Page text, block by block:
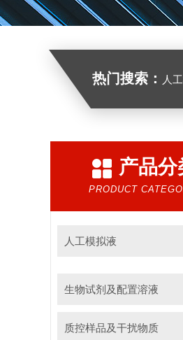
热门搜索： 人
产品分
PRODUCT
人工模拟液
生物试剂及配置溶液
质控样品及干扰物质